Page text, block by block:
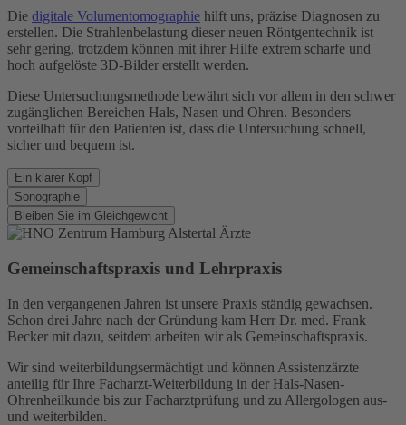
Die digitale Volumentomographie hilft uns, präzise Diagnosen zu
erstellen. Die Strahlenbelastung dieser neuen Röntgentechnik ist
sehr gering, trotzdem können mit ihrer Hilfe extrem scharfe und
hoch aufgelöste 3D-Bilder erstellt werden.
Diese Untersuchungsmethode bewährt sich vor allem in den schwer
zugänglichen Bereichen Hals, Nasen und Ohren. Besonders
vorteilhaft für den Patienten ist, dass die Untersuchung schnell,
sicher und bequem ist.
Ein klarer Kopf
Sonographie
Bleiben Sie im Gleichgewicht
Gemeinschaftspraxis und Lehrpraxis
In den vergangenen Jahren ist unsere Praxis ständig gewachsen.
Schon drei Jahre nach der Gründung kam Herr Dr. med. Frank
Becker mit dazu, seitdem arbeiten wir als Gemeinschaftspraxis.
Wir sind weiterbildungsermächtigt und können Assistenzärzte
anteilig für Ihre Facharzt-Weiterbildung in der Hals-Nasen-
Ohrenheilkunde bis zur Facharztprüfung und zu Allergologen aus-
und weiterbilden.